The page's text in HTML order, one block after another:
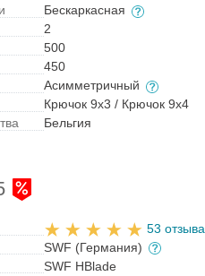
Бескаркасная
2
500
450
Асимметричный
Крючок 9x3 / Крючок 9x4
Бельгия
53 отзыва
SWF (Германия)
SWF HBlade